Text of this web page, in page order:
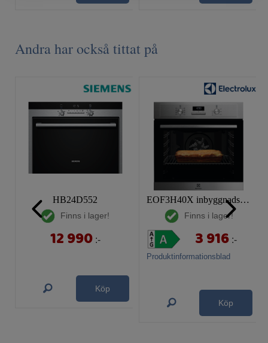
Andra har också tittat på
HB24D552
Finns i lager!
12 990 :-
Köp
EOF3H40X inbyggnadsugn
Finns i lager!
Produktinformationsblad
3 916 :-
Köp